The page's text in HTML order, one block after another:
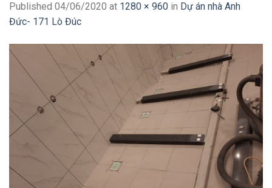
Published 04/06/2020 at 1280 × 960 in Dự án nhà Anh
Đức- 171 Lò Đúc